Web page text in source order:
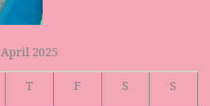
April 2025
T F S
S